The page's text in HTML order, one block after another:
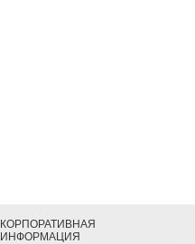
КОРПОРАТИВНАЯ
ИНФОРМАЦИЯ